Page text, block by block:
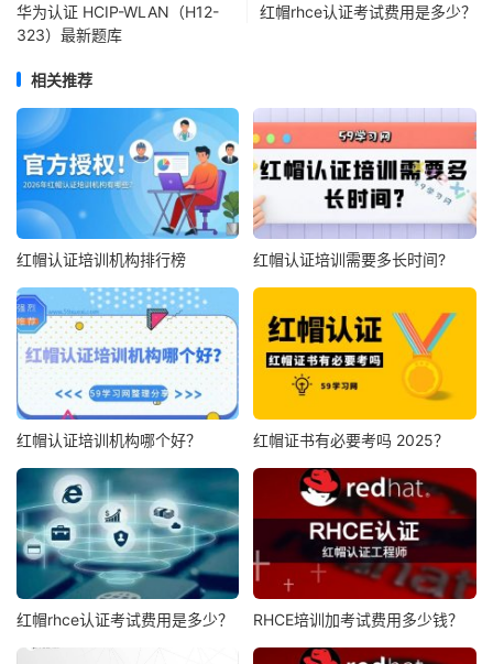
华为认证 HCIP-WLAN（H12-
323）最新题库
红帽rhce认证考试费用是多少？
相关推荐
红帽认证培训机构排行榜 红帽认证培训需要多长时间?
红帽认证培训机构哪个好？ 红帽证书有必要考吗 2025？
红帽rhce认证考试费用是多少？ RHCE培训加考试费用多少钱？